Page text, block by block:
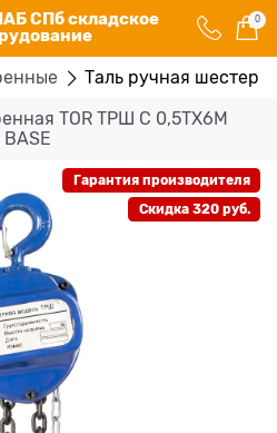
СПб складское
0
Таль ручная
TOR ТРШ C 0,5ТХ6М
BASE
Гарантия производителя
Скидка 320 руб.